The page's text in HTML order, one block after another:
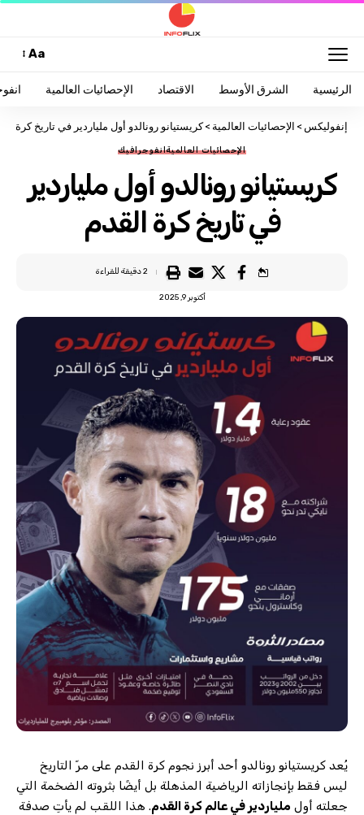
Aa
الرئيسية الشرق الأوسط الاقتصاد الإحصائيات العالمية
إنفوليكس > الإحصائيات العالمية > كريستيانو رونالدو أول ملياردير في تاريخ كرة
الإحصائيات العالميةانفوجرافيك
كريستيانو رونالدو أول ملياردير
في تاريخ كرة القدم
أكتوبر 9, 2025
2 دقيقة للقراءة
يُعد كريستيانو رونالدو أحد أبرز نجوم كرة القدم على مرّ التاريخ
ليس فقط بإنجازاته الرياضية المذهلة بل أيضًا بثروته الضخمة التي
جعلته أول ملياردير في عالم كرة القدم. هذا اللقب لم يأتِ صدفة